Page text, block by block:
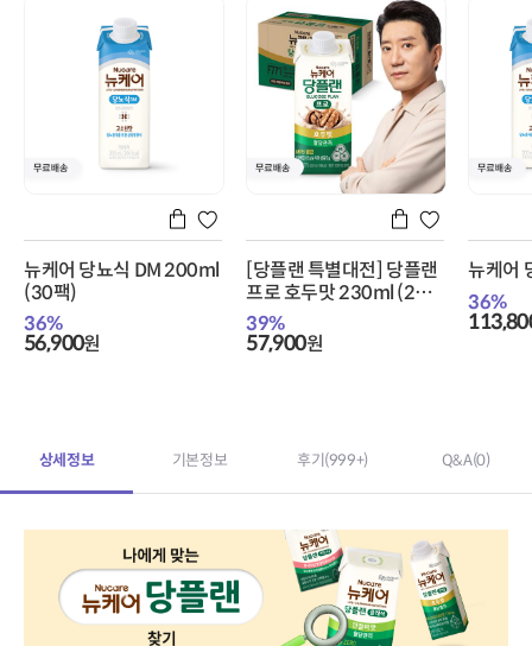
뉴케어 당뇨식 DM 200ml
(30팩)
36%
56,900원
[당플랜 특별대전] 당플랜
프로 호두맛 230ml (24
팩) + 당플랜 노스파이크
식전루틴 24 (3입) 증정
39%
57,900원
뉴케어
36%
상세정보 기본정보 후기(999+) Q&A(0)